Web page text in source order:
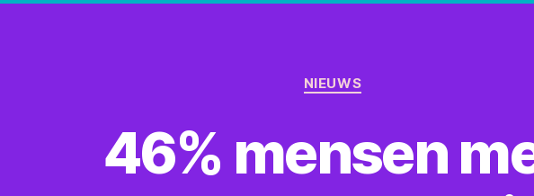
Categorieën
NIEUWS
46% mensen